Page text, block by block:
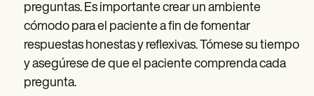
preguntas. Es importante crear un ambiente
cómodo para el paciente a fin de fomentar
respuestas honestas y reflexivas. Tómese su tiempo
y asegúrese de que el paciente comprenda cada
pregunta.